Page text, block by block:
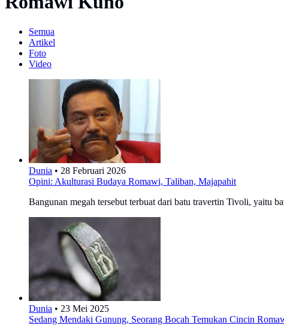
Semua
Artikel
Foto
Video
Dunia • 28 Februari 2026
Opini: Akulturasi Budaya Romawi, Taliban, Majapahit
Bangunan megah tersebut terbuat dari batu travertin Tivoli, yaitu
Dunia • 23 Mei 2025
Sedang Mendaki Gunung, Seorang Bocah Temukan Cincin